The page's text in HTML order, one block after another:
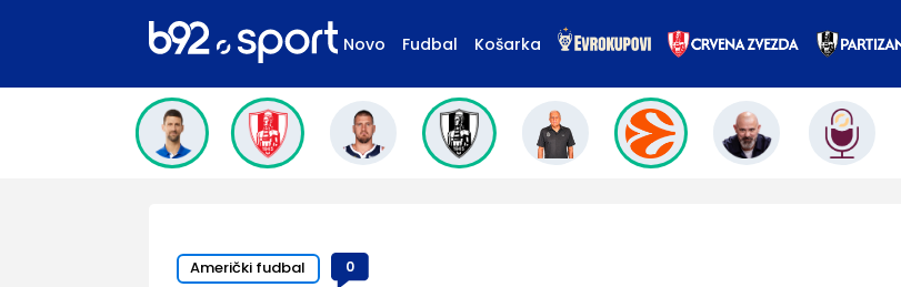
Novo Fudbal Košarka
Američki fudbal 0